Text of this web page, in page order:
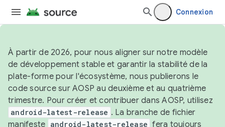
Connexion
À partir de 2026, pour nous aligner sur notre modèle
de développement stable et garantir la stabilité de la
plate-forme pour l'écosystème, nous publierons le
code source sur AOSP au deuxième et au quatrième
trimestre. Pour créer et contribuer dans AOSP, utilisez
android-latest-release . La branche de fichier
manifeste android-latest-release fera toujours